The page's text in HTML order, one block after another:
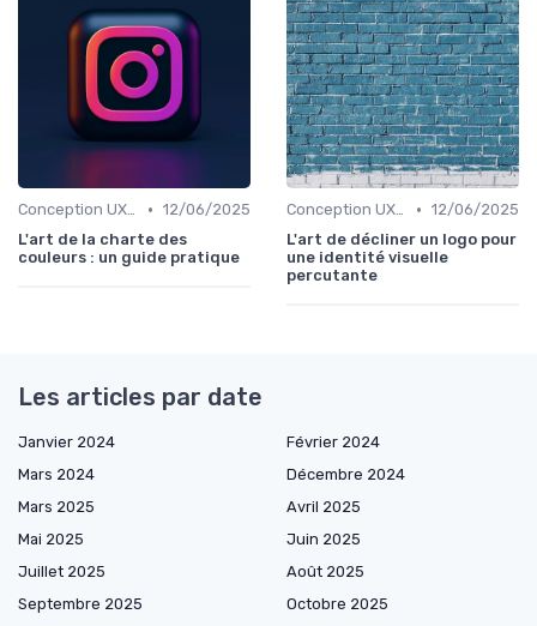
Conception UX/UI • 12/06/2025
L'art de la charte des
couleurs : un guide pratique
Conception UX/UI • 12/06/2025
L'art de décliner un logo pour
une identité visuelle
percutante
Les articles par date
Janvier 2024
Février 2024
Mars 2024
Décembre 2024
Mars 2025
Avril 2025
Mai 2025
Juin 2025
Juillet 2025
Août 2025
Septembre 2025
Octobre 2025